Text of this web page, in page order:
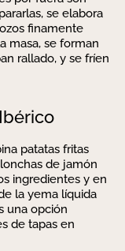
se elabora
finamente
masa, se forman
rallado, y se fríen
patatas fritas
de jamón
ingredientes y en
la yema líquida
una opción
de tapas en